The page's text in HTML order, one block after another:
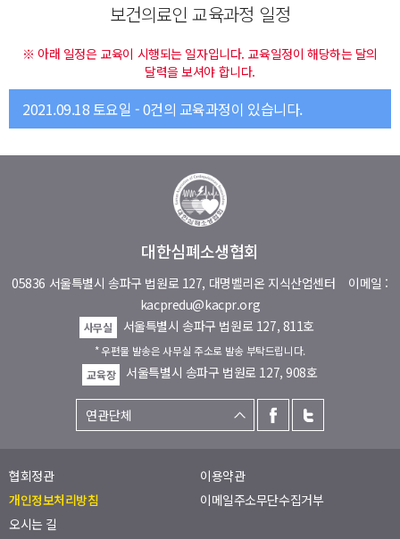
보건의료인 교육과정 일정
※ 아래 일정은 교육이 시행되는 일자입니다. 교육일정이 해당하는 달의
달력을 보셔야 합니다.
2021.09.18 토요일 - 0건의 교육과정이 있습니다.
대한심폐소생협회
05836 서울특별시 송파구 법원로 127, 대명벨리온 지식산업센터 이메일 :
kacpredu@kacpr.org
사무실 서울특별시 송파구 법원로 127, 811호
* 우편물 발송은 사무실 주소로 발송 부탁드립니다.
교육장
서울특별시 송파구 법원로 127, 908호
협회정관
이용약관
개인정보처리방침
이메일주소무단수집거부
오시는 길